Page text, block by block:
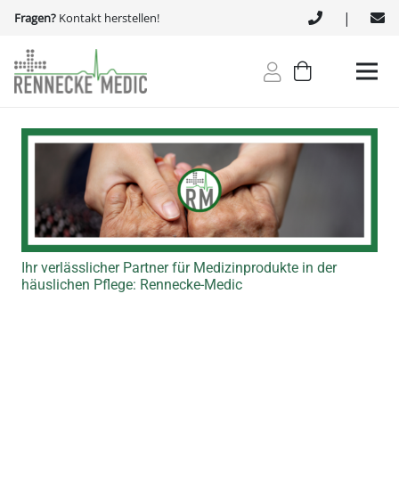
Fragen? Kontakt herstellen! |
Ihr verlässlicher Partner für Medizinprodukte in der
häuslichen Pflege: Rennecke-Medic